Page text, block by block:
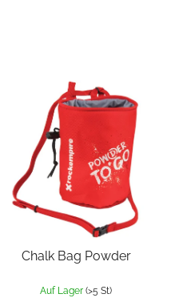
Chalk Bag Powder
Auf Lager (>5 St)